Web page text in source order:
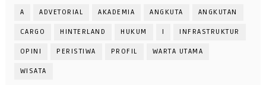
A ADVETORIAL AKADEMIA ANGKUTA ANGKUTAN
CARGO HINTERLAND HUKUM I INFRASTRUKTUR
OPINI PERISTIWA PROFIL WARTA UTAMA
WISATA